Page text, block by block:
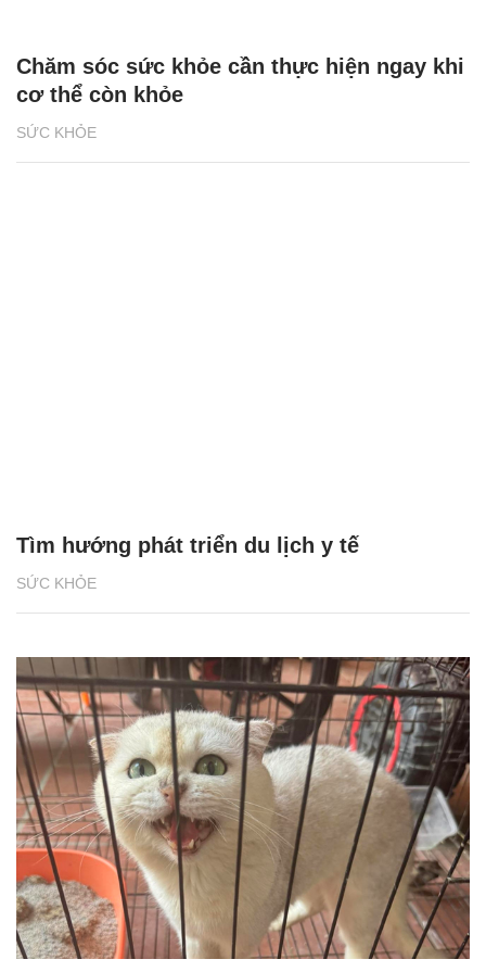
SỨC KHỎE
Chăm sóc sức khỏe cần thực hiện ngay khi
cơ thể còn khỏe
SỨC KHỎE
Tìm hướng phát triển du lịch y tế